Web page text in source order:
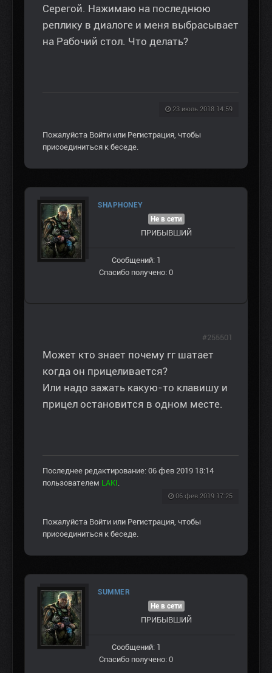
Серегой. Нажимаю на последнюю
реплику в диалоге и меня выбрасывает
на Рабочий стол. Что делать?
23 июль 2018 14:59
Пожалуйста Войти или Регистрация, чтобы
присоединиться к беседе.
SHAPHONEY
Не в сети
ПРИБЫВШИЙ
Сообщений: 1
Спасибо получено: 0
Может кто знает почему гг шатает
когда он прицеливается?
Или надо зажать какую-то клавишу и
прицел остановится в одном месте.
Последнее редактирование: 06 фев 2019 18:14
пользователем LAKI.
06 фев 2019 17:25
#255501
Пожалуйста Войти или Регистрация, чтобы
присоединиться к беседе.
SUMMER
Не в сети
ПРИБЫВШИЙ
Сообщений: 1
Спасибо получено: 0